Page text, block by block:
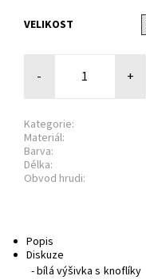
VELIKOST
- +
Kategorie:
Materiál:
Barva:
Délka:
Obvod hrudi:
Popis
Diskuze
- bílá výšivka s knoflíky